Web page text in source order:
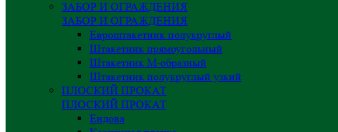
ЗАБОР И ОГРАЖДЕНИЯ
ЗАБОР И ОГРАЖДЕНИЯ
Евроштакетник полукруглый
Штакетник прямоугольный
Штакетник М-образный
Штакетник полукруглый узкий
ПЛОСКИЙ ПРОКАТ
ПЛОСКИЙ ПРОКАТ
Ендова